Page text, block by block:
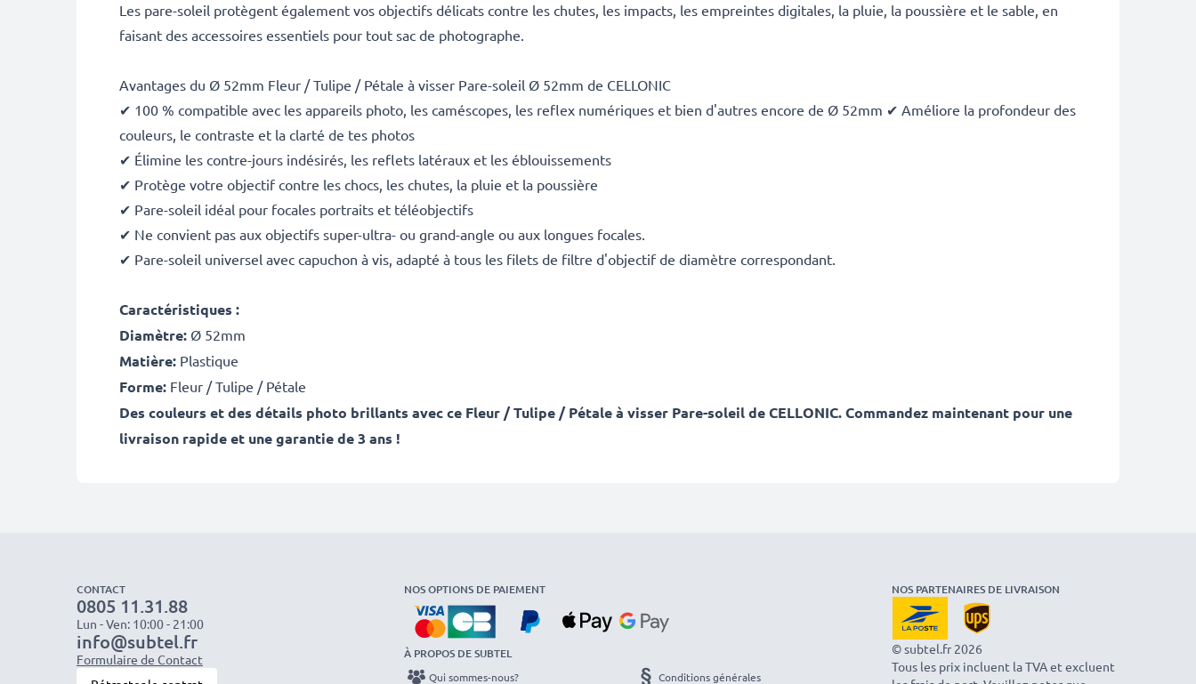
Les pare-soleil protègent également vos objectifs délicats contre les chutes, les impacts, les empreintes digitales, la pluie, la poussière et le sable, en
faisant des accessoires essentiels pour tout sac de photographe.
Avantages du Ø 52mm Fleur / Tulipe / Pétale à visser Pare-soleil Ø 52mm de CELLONIC
✔ 100 % compatible avec les appareils photo, les caméscopes, les reflex numériques et bien d'autres encore de Ø 52mm ✔ Améliore la profondeur des
couleurs, le contraste et la clarté de tes photos
✔ Élimine les contre-jours indésirés, les reflets latéraux et les éblouissements
✔ Protège votre objectif contre les chocs, les chutes, la pluie et la poussière
✔ Pare-soleil idéal pour focales portraits et téléobjectifs
✔ Ne convient pas aux objectifs super-ultra- ou grand-angle ou aux longues focales.
✔ Pare-soleil universel avec capuchon à vis, adapté à tous les filets de filtre d'objectif de diamètre correspondant.
Caractéristiques :
Diamètre: Ø 52mm
Matière: Plastique
Forme: Fleur / Tulipe / Pétale
Des couleurs et des détails photo brillants avec ce Fleur / Tulipe / Pétale à visser Pare-soleil de CELLONIC. Commandez maintenant pour une
livraison rapide et une garantie de 3 ans !
CONTACT
0805 11.31.88
Lun - Ven: 10:00 - 21:00
info@subtel.fr
Formulaire de Contact
NOS OPTIONS DE PAIEMENT
À PROPOS DE SUBTEL
Qui sommes-nous? Conditions générales
NOS PARTENAIRES DE LIVRAISON
© subtel.fr 2026
Tous les prix incluent la TVA et excluent